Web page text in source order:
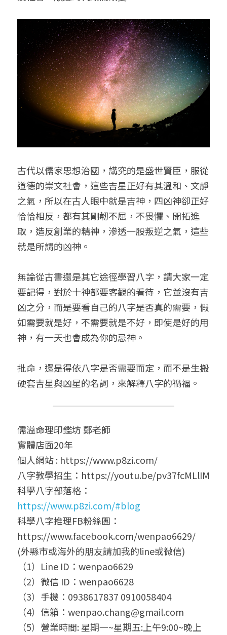
古代以儒家思想治國，講究的是盛世賢臣，服從
道德的崇文社會，這些吉星正好有其溫和、文靜
之氣，所以在古人眼中就是吉神，四凶神卻正好
恰恰相反，都有其剛韌不屈，不畏懼、開拓進
取，造反創業的精神，滲透一股叛逆之氣，這些
就是所謂的凶神。
無論從古書還是其它途徑學習八字，請大家一定
要記得，對於十神都要客觀的看待，它並沒有吉
凶之分，而是要看自己的八字是否真的需要，假
如需要就是好，不需要就是不好，即使是好的用
神，有一天也會成為你的忌神。
批命，還是得依八字是否需要而定，而不是生搬
硬套吉星與凶星的名詞，來解釋八字的禍福。
儒溢命理印鑑坊 鄭老師
實體店面20年
個人網站 : https://www.p8zi.com/
八字教學招生：https://youtu.be/pv37fcMLlIM
科學八字部落格：
https://www.p8zi.com/#blog
科學八字推理FB粉絲團：
https://www.facebook.com/wenpao6629/
(外縣市或海外的朋友請加我的line或微信)
（1）Line ID：wenpao6629
（2）微信 ID：wenpao6628
（3）手機：0938617837 0910058404
（4）信箱：wenpao.chang@gmail.com
（5）營業時間: 星期一~星期五:上午9:00~晚上